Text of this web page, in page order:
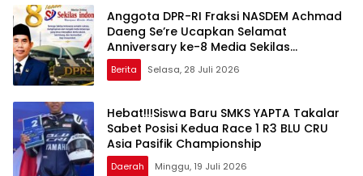
Anggota DPR-RI Fraksi NASDEM Achmad
Daeng Se’re Ucapkan Selamat
Anniversary ke-8 Media Sekilas
Indonesia, Apresiasi Peran Pers dalam
Membangun Bangsa
Berita Selasa, 28 Juli 2026
Hebat!!!Siswa Baru SMKS YAPTA Takalar
Sabet Posisi Kedua Race 1 R3 BLU CRU
Asia Pasifik Championship
Daerah Minggu, 19 Juli 2026